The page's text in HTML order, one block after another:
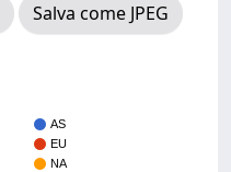
Salva come JPEG
AS
EU
NA